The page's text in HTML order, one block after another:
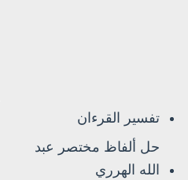
تفسير القرءان
حل ألفاظ مختصر عبد
الله الهرري